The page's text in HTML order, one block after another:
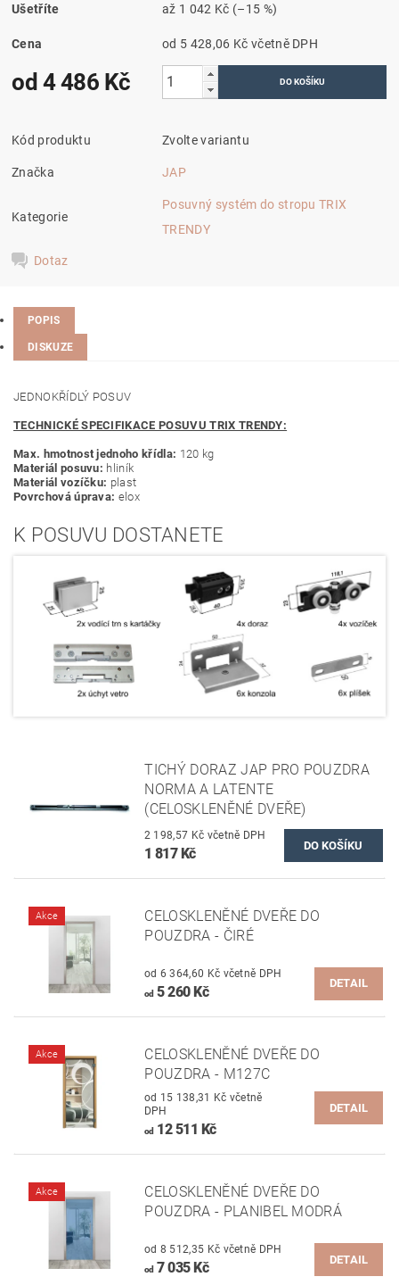
Ušetříte až 1 042 Kč (–15 %)
Cena od 5 428,06 Kč včetně DPH
od 4 486 Kč
Kód produktu Zvolte variantu
Značka JAP
Kategorie
Posuvný systém do stropu TRIX
TRENDY
Dotaz
POPIS
DISKUZE
JEDNOKŘÍDLÝ POSUV
TECHNICKÉ SPECIFIKACE POSUVU TRIX TRENDY:
Max. hmotnost jednoho křídla: 120 kg
Materiál posuvu: hliník
Materiál vozíčku: plast
Povrchová úprava: elox
K POSUVU DOSTANETE
TICHÝ DORAZ JAP PRO POUZDRA
NORMA A LATENTE
(CELOSKLENĚNÉ DVEŘE)
2 198,57 Kč včetně DPH
1 817 Kč
Akce
CELOSKLENĚNÉ DVEŘE DO
POUZDRA - ČIRÉ
od 6 364,60 Kč včetně DPH
od5 260 Kč DETAIL
Akce
CELOSKLENĚNÉ DVEŘE DO
POUZDRA - M127C
od 15 138,31 Kč včetně
DPH
od12 511 Kč
DETAIL
Akce
CELOSKLENĚNÉ DVEŘE DO
POUZDRA - PLANIBEL MODRÁ
od 8 512,35 Kč včetně DPH
od7 035 Kč DETAIL